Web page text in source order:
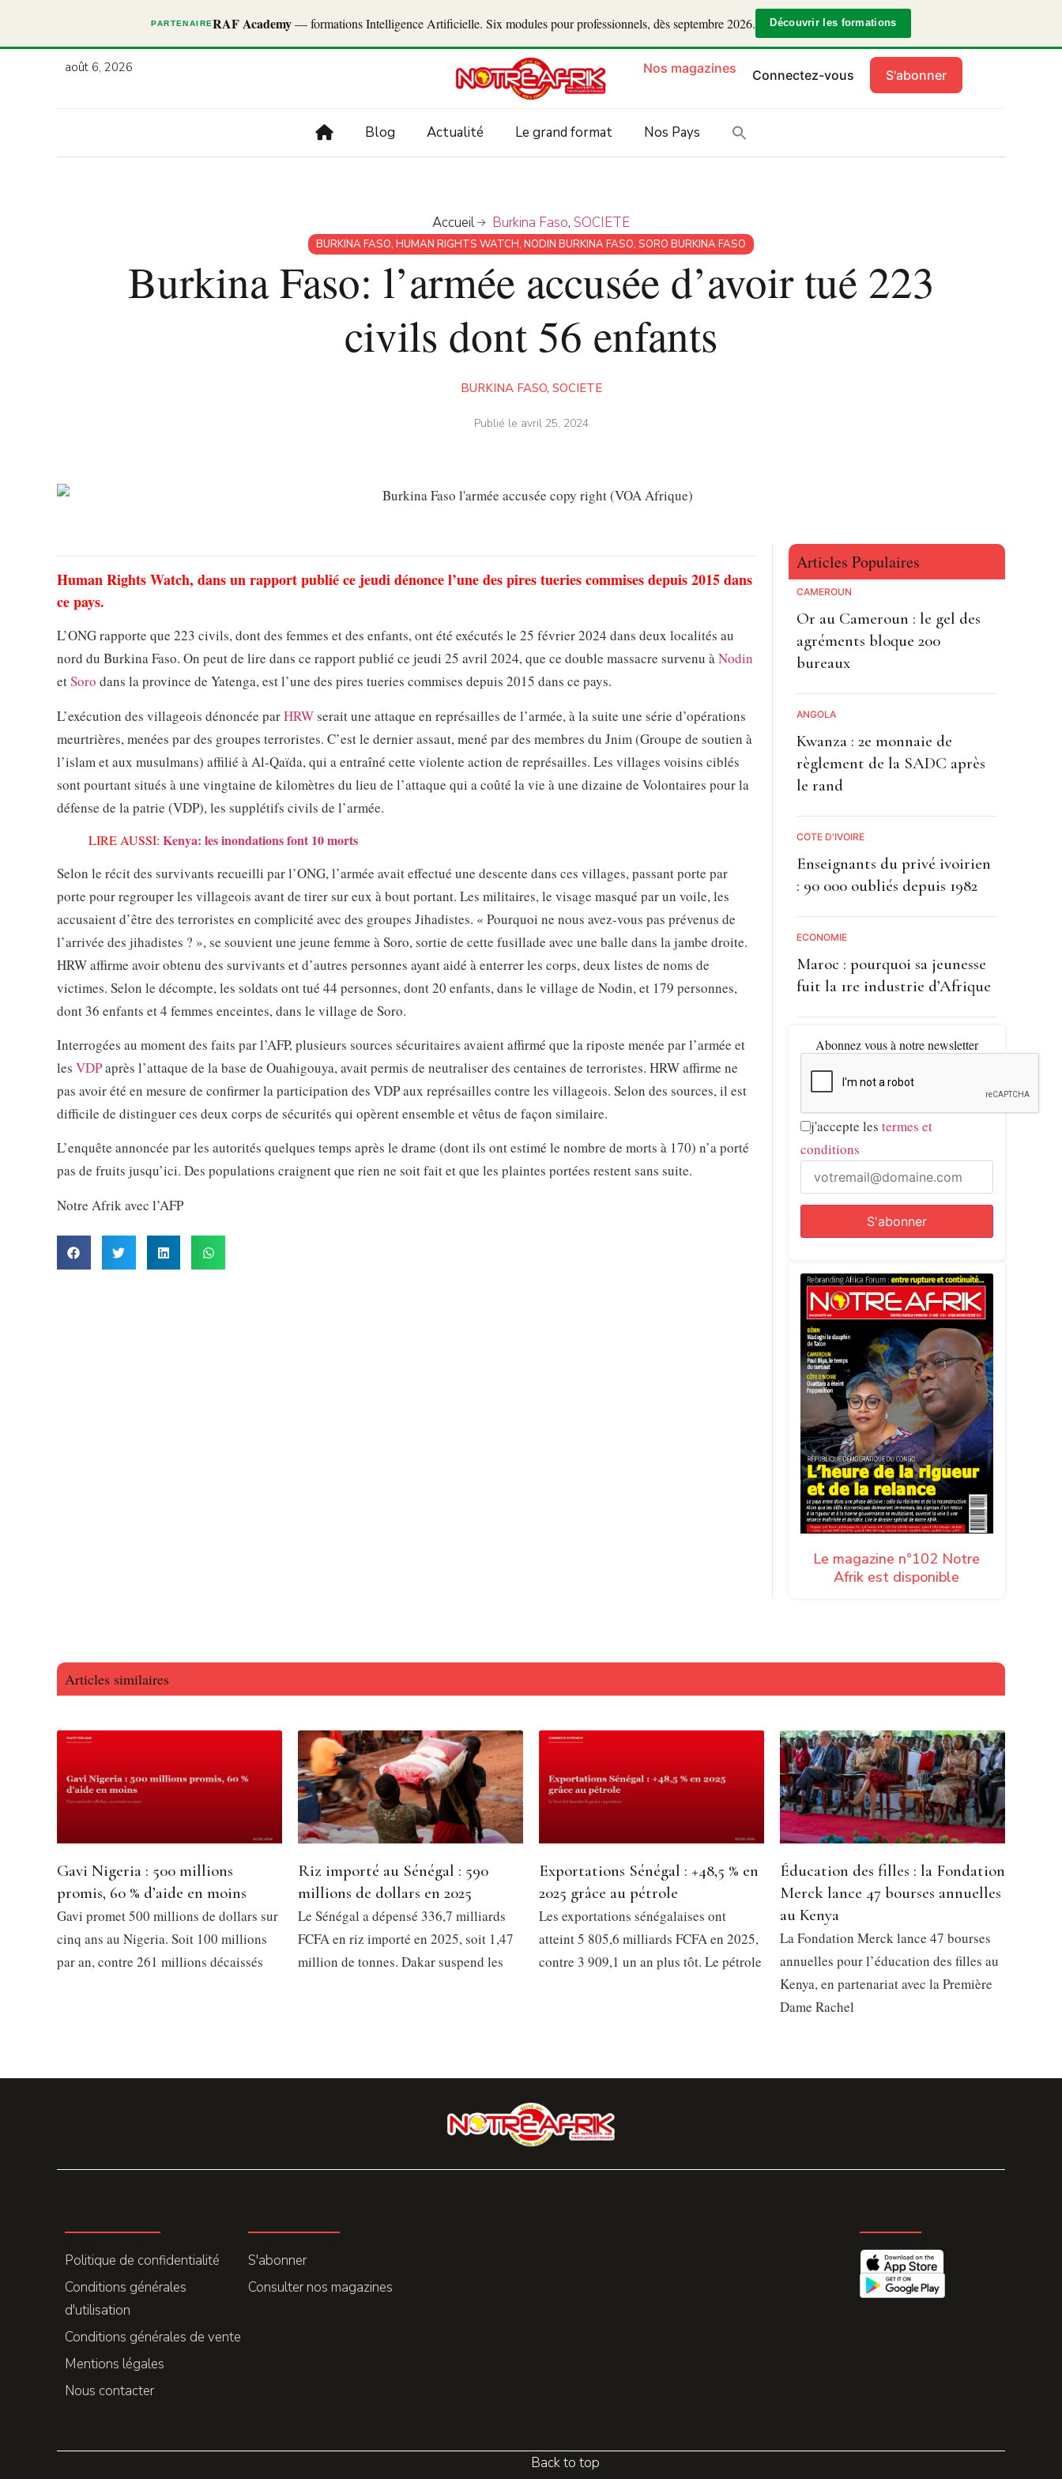
PARTENAIRERAF Academy— formations Intelligence Artificielle. Six modules pour professionnels, dès septembre 2026. Découvrir les formations
août 6, 2026 Nos magazines Connectez-vous S'abonner
Blog Actualité Le grand format Nos Pays
Accueil Burkina Faso, SOCIETE
BURKINA FASO, HUMAN RIGHTS WATCH, NODIN BURKINA FASO, SORO BURKINA FASO
Burkina Faso: l’armée accusée d’avoir tué 223
civils dont 56 enfants
BURKINA FASO, SOCIETE
Publié le avril 25, 2024
Human Rights Watch, dans un rapport publié ce jeudi dénonce l’une des pires tueries commises depuis 2015 dans
ce pays.
L’ONG rapporte que 223 civils, dont des femmes et des enfants, ont été exécutés le 25 février 2024 dans deux localités au
nord du Burkina Faso. On peut de lire dans ce rapport publié ce jeudi 25 avril 2024, que ce double massacre survenu àNodin
etSoro dans la province de Yatenga, est l’une des pires tueries commises depuis 2015 dans ce pays.
L’exécution des villageois dénoncée parHRWserait une attaque en représailles de l’armée, à la suite une série d’opérations
meurtrières, menées par des groupes terroristes. C’est le dernier assaut, mené par des membres du Jnim (Groupe de soutien à
l’islam et aux musulmans) affilié à Al-Qaïda, qui a entraîné cette violente action de représailles. Les villages voisins ciblés
sont pourtant situés à une vingtaine de kilomètres du lieu de l’attaque qui a coûté la vie à une dizaine de Volontaires pour la
défense de la patrie (VDP), les supplétifs civils de l’armée.
LIRE AUSSI: Kenya: les inondations font 10 morts
Selon le récit des survivants recueilli par l’ONG, l’armée avait effectué une descente dans ces villages, passant porte par
porte pour regrouper les villageois avant de tirer sur eux à bout portant. Les militaires, le visage masqué par un voile, les
accusaient d’être des terroristes en complicité avec des groupes Jihadistes. « Pourquoi ne nous avez-vous pas prévenus de
l’arrivée des jihadistes ? », se souvient une jeune femme à Soro, sortie de cette fusillade avec une balle dans la jambe droite.
HRW affirme avoir obtenu des survivants et d’autres personnes ayant aidé à enterrer les corps, deux listes de noms de
victimes. Selon le décompte, les soldats ont tué 44 personnes, dont 20 enfants, dans le village de Nodin, et 179 personnes,
dont 36 enfants et 4 femmes enceintes, dans le village de Soro.
Interrogées au moment des faits par l’AFP, plusieurs sources sécuritaires avaient affirmé que la riposte menée par l’armée et
les VDPaprès l’attaque de la base de Ouahigouya, avait permis de neutraliser des centaines de terroristes. HRW affirme ne
pas avoir été en mesure de confirmer la participation des VDP aux représailles contre les villageois. Selon des sources, il est
difficile de distinguer ces deux corps de sécurités qui opèrent ensemble et vêtus de façon similaire.
L’enquête annoncée par les autorités quelques temps après le drame (dont ils ont estimé le nombre de morts à 170) n’a porté
pas de fruits jusqu’ici. Des populations craignent que rien ne soit fait et que les plaintes portées restent sans suite.
Notre Afrik avec l’AFP
Articles Populaires
CAMEROUN
Or au Cameroun : le gel des
agréments bloque 200
bureaux
ANGOLA
Kwanza : 2e monnaie de
règlement de la SADC après
le rand
CÔTE D'IVOIRE
Enseignants du privé ivoirien
: 90 000 oubliés depuis 1982
ECONOMIE
Maroc : pourquoi sa jeunesse
fuit la 1re industrie d’Afrique
Abonnez vous à notre newsletter
j'accepte les termes et
conditions
Le magazine n°102 Notre
Afrik est disponible
Articles similaires
Gavi Nigeria : 500 millions
promis, 60 % d’aide en moins
Gavi promet 500 millions de dollars sur
cinq ans au Nigeria. Soit 100 millions
par an, contre 261 millions décaissés
Riz importé au Sénégal : 590
millions de dollars en 2025
Le Sénégal a dépensé 336,7 milliards
FCFA en riz importé en 2025, soit 1,47
million de tonnes. Dakar suspend les
Exportations Sénégal : +48,5 % en
2025 grâce au pétrole
Les exportations sénégalaises ont
atteint 5 805,6 milliards FCFA en 2025,
contre 3 909,1 un an plus tôt. Le pétrole
Éducation des filles : la Fondation
Merck lance 47 bourses annuelles
au Kenya
La Fondation Merck lance 47 bourses
annuelles pour l’éducation des filles au
Kenya, en partenariat avec la Première
Dame Rachel
Politique de confidentialité
Conditions générales
d'utilisation
Conditions générales de vente
Mentions légales
Nous contacter
S'abonner
Consulter nos magazines
Back to top